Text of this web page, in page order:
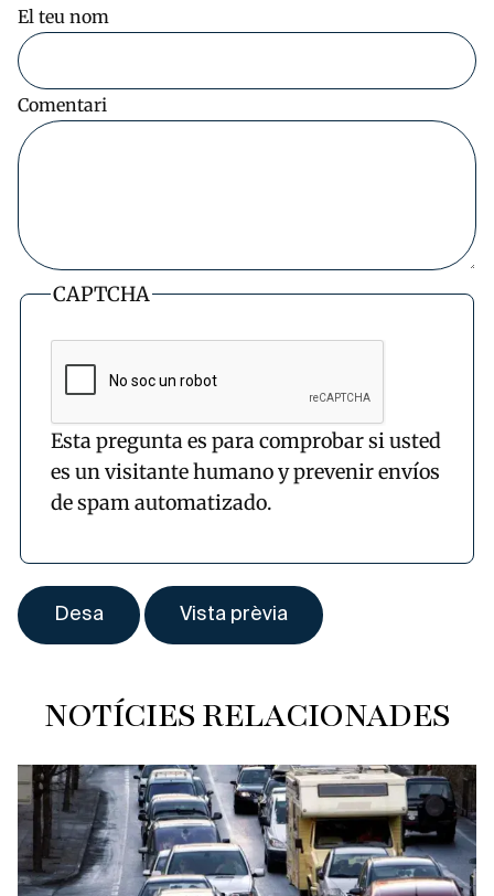
El teu nom
Comentari
CAPTCHA
Esta pregunta es para comprobar si usted
es un visitante humano y prevenir envíos
de spam automatizado.
NOTÍCIES RELACIONADES